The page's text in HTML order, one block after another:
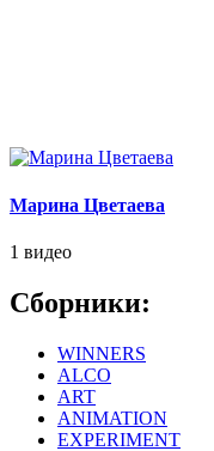
Марина Цветаева
1 видео
Сборники:
WINNERS
ALCO
ART
ANIMATION
EXPERIMENT